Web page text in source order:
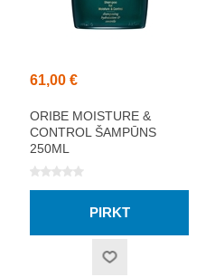
61,00 €
ORIBE MOISTURE &
CONTROL ŠAMPŪNS
250ML